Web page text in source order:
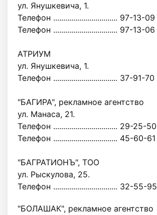
ул. Янушкевича, 1.
Телефон ................................ 97-13-09
Телефон ................................ 97-13-06
АТРИУМ
ул. Янушкевича, 1.
Телефон ................................ 37-91-70
"БАГИРА", рекламное агентство
ул. Манаса, 21.
Телефон ................................ 29-25-50
Телефон ................................ 45-60-61
"БАГРАТИОНЪ", ТОО
ул. Рыскулова, 25.
Телефон ................................ 32-55-95
"БОЛАШАК", рекламное агентство